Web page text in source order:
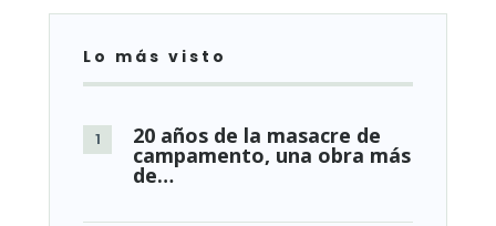
Lo más visto
20 años de la masacre de
campamento, una obra más
de…